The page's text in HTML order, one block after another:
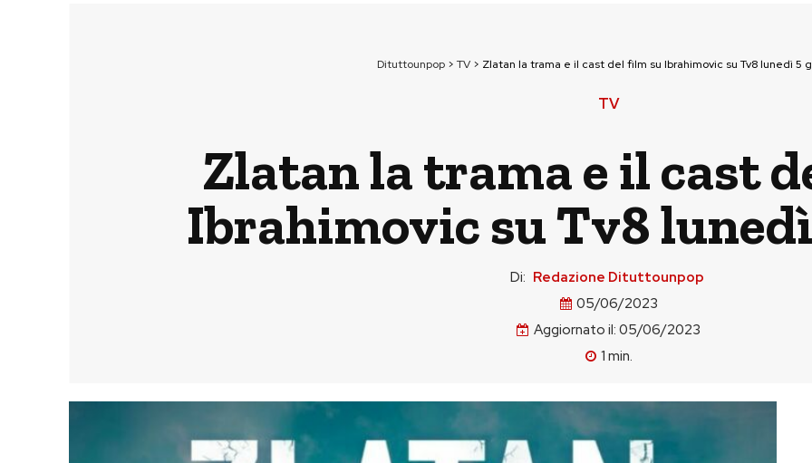
Dituttounpop> TV> Zlatan la trama e il cast del film su Ibrahimovic su Tv8 lunedì 5
TV
Zlatan la trama e il cast
Ibrahimovic su Tv8
Di: Redazione Dituttounpop
05/06/2023
Aggiornato il: 05/06/2023
1 min.